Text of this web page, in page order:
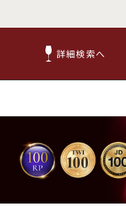
詳細検索へ
詳細検索へ